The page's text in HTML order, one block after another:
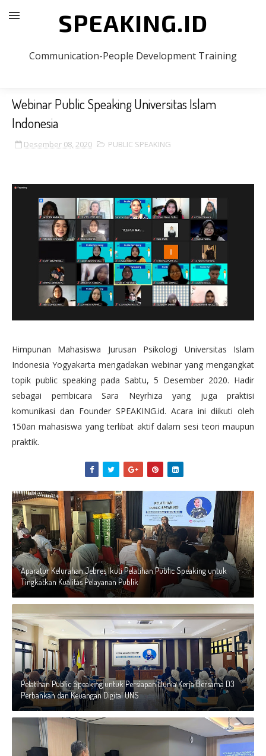
SPEAKING.ID
Communication-People Development Training
Webinar Public Speaking Universitas Islam
Indonesia
Desember 08, 2020 PUBLIC SPEAKING
Himpunan Mahasiswa Jurusan Psikologi Universitas Islam
Indonesia Yogyakarta mengadakan webinar yang mengangkat
topik public speaking pada Sabtu, 5 Desember 2020. Hadir
sebagai pembicara Sara Neyrhiza yang juga praktisi
komunikasi dan Founder SPEAKING.id. Acara ini diikuti oleh
150an mahasiswa yang terlibat aktif dalam sesi teori maupun
praktik.
Aparatur Kelurahan Jebres Ikuti Pelatihan Public Speaking untuk
Tingkatkan Kualitas Pelayanan Publik
Pelatihan Public Speaking untuk Persiapan Dunia Kerja Bersama D3
Perbankan dan Keuangan Digital UNS